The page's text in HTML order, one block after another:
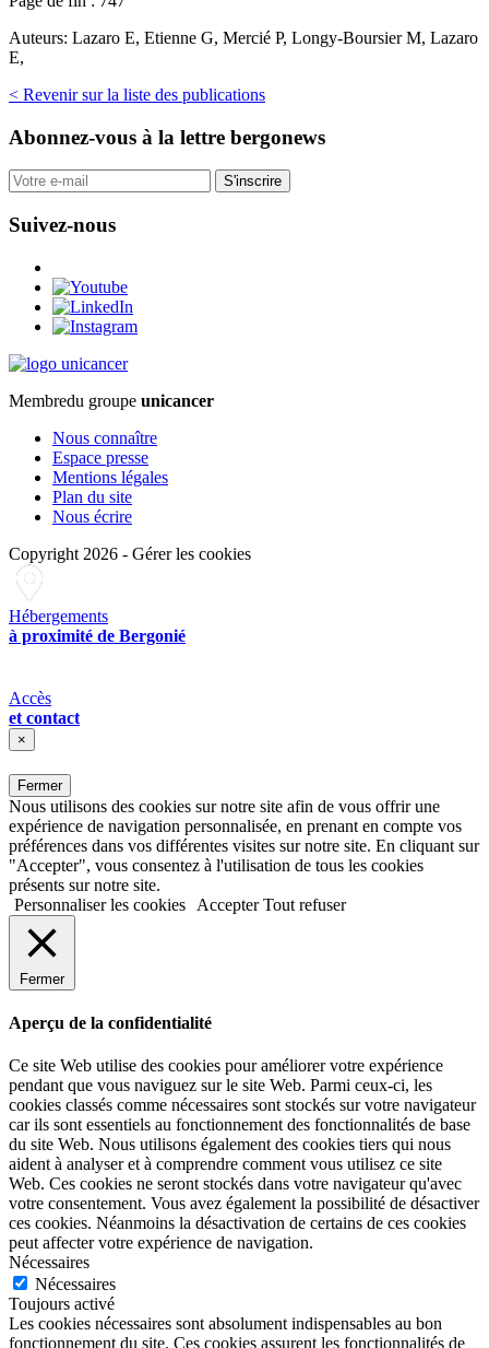
Auteurs: Lazaro E, Etienne G, Mercié P, Longy-Boursier M, Lazaro
E,
< Revenir sur la liste des publications
Abonnez-vous à la lettre bergonews
S'inscrire
Suivez-nous
Membredu groupe unicancer
Nous connaître
Espace presse
Mentions légales
Plan du site
Nous écrire
Copyright 2026 - Gérer les cookies
Hébergements
à proximité de Bergonié
Accès
et contact
×
Fermer
Nous utilisons des cookies sur notre site afin de vous offrir une
expérience de navigation personnalisée, en prenant en compte vos
préférences dans vos différentes visites sur notre site. En cliquant sur
"Accepter", vous consentez à l'utilisation de tous les cookies
présents sur notre site.
Personnaliser les cookies
Accepter Tout refuser
Fermer
Aperçu de la confidentialité
Ce site Web utilise des cookies pour améliorer votre expérience
pendant que vous naviguez sur le site Web. Parmi ceux-ci, les
cookies classés comme nécessaires sont stockés sur votre navigateur
car ils sont essentiels au fonctionnement des fonctionnalités de base
du site Web. Nous utilisons également des cookies tiers qui nous
aident à analyser et à comprendre comment vous utilisez ce site
Web. Ces cookies ne seront stockés dans votre navigateur qu'avec
votre consentement. Vous avez également la possibilité de désactiver
ces cookies. Néanmoins la désactivation de certains de ces cookies
peut affecter votre expérience de navigation.
Nécessaires
Nécessaires
Toujours activé
Les cookies nécessaires sont absolument indispensables au bon
fonctionnement du site. Ces cookies assurent les fonctionnalités de